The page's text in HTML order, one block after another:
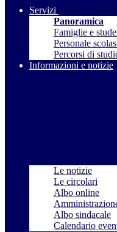
Servizi
Panoramica
Famiglie e
Personale
Percorsi di
Informazioni e notizie
Le notizie
Le circolari
Albo online
Albo sindacale
Calendario